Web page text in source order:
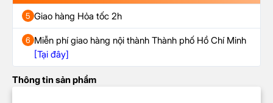
5 Giao hàng Hỏa tốc 2h
6 Miễn phí giao hàng nội thành Thành phố Hồ Chí Minh
[Tại đây]
Thông tin sản phẩm